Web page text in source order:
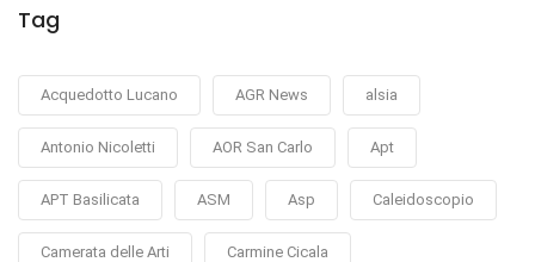
Tag
Acquedotto Lucano AGR News alsia
Antonio Nicoletti AOR San Carlo Apt
APT Basilicata ASM Asp Caleidoscopio
Camerata delle Arti Carmine Cicala